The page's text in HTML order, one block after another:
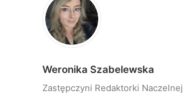
Weronika Szabelewska
Zastępczyni Redaktorki Naczelnej